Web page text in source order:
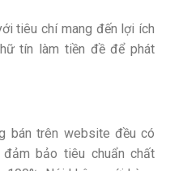
tiêu chí mang đến lợi ích
tín làm tiền đề để phát
bán trên website đều có
bảo tiêu chuẩn chất